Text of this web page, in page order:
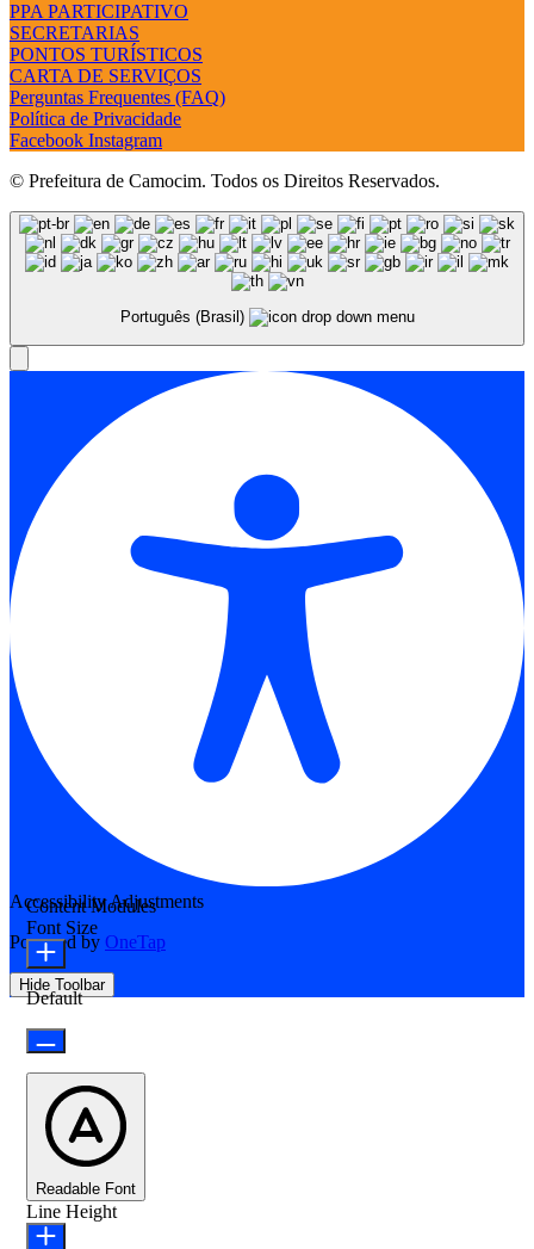
PPA PARTICIPATIVO
SECRETARIAS
PONTOS TURÍSTICOS
CARTA DE SERVIÇOS
Perguntas Frequentes (FAQ)
Política de Privacidade
Facebook Instagram
© Prefeitura de Camocim. Todos os Direitos Reservados.
Português (Brasil)
Accessibility Adjustments
Powered by OneTap
Hide Toolbar
Content Modules
Font Size
Default
Readable Font
Line Height